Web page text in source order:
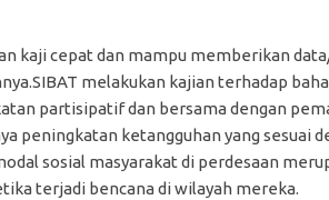
kaji cepat dan mampu memberikan
melakukan kajian terhadap
partisipatif dan bersama dengan
peningkatan ketangguhan yang sesuai
sosial masyarakat di perdesaan
terjadi bencana di wilayah mereka.